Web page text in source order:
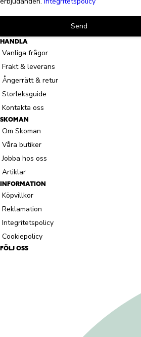
Send
HANDLA
Vanliga frågor
Frakt & leverans
Ångerrätt & retur
Storleksguide
Kontakta oss
SKOMAN
Om Skoman
Våra butiker
Jobba hos oss
Artiklar
INFORMATION
Köpvillkor
Reklamation
Integritetspolicy
Cookiepolicy
FÖLJ OSS